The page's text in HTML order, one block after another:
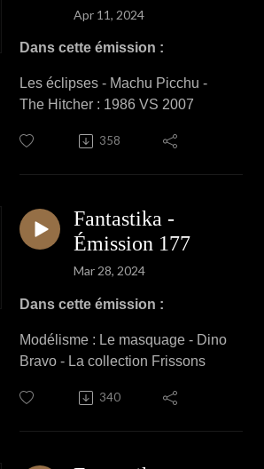
Apr 11, 2024
Dans cette émission :
Les éclipses - Machu Picchu -
The Hitcher : 1986 VS 2007
358
Fantastika -
Émission 177
Mar 28, 2024
Dans cette émission :
Modélisme : Le masquage - Dino
Bravo - La collection Frissons
340